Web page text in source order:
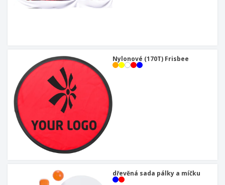
Nylonové (170T) Frisbee
dřevěná sada pálky a míčku